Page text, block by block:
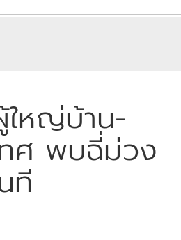
ใหญ่บ้าน-
ทศ พบฉี่ม่วง
ที